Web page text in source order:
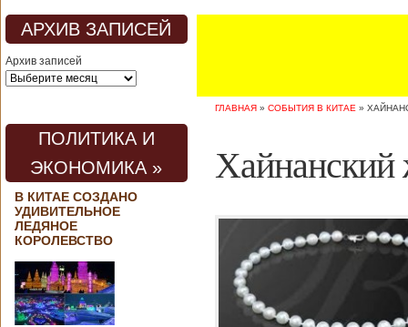
АРХИВ ЗАПИСЕЙ
Архив записей
ПОЛИТИКА И
ЭКОНОМИКА »
В КИТАЕ СОЗДАНО
УДИВИТЕЛЬНОЕ
ЛЕДЯНОЕ
КОРОЛЕВСТВО
ГЛАВНАЯ » СОБЫТИЯ В КИТАЕ »
Хайнанский